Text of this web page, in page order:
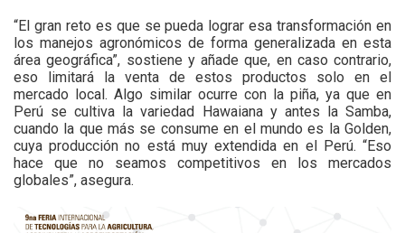
“El gran reto es que se pueda lograr esa transformación en
los manejos agronómicos de forma generalizada en esta
área geográfica”, sostiene y añade que, en caso contrario,
eso limitará la venta de estos productos solo en el
mercado local. Algo similar ocurre con la piña, ya que en
Perú se cultiva la variedad Hawaiana y antes la Samba,
cuando la que más se consume en el mundo es la Golden,
cuya producción no está muy extendida en el Perú. “Eso
hace que no seamos competitivos en los mercados
globales”, asegura.